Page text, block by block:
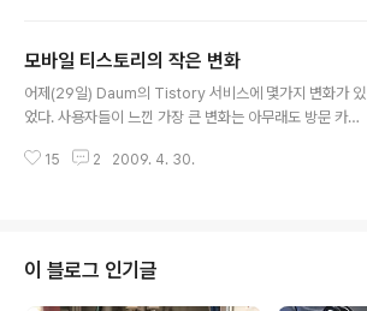
4위에 머물러 있는 Hulu.com에 큰 힘이 될 것으로 보인
다. ComScore의 조사에 따르면 월간 1억 방문자의 Go
ogle YouTube, MySpace를 가진 News Corp.의 Fo
백5십만으로 그 뒤가 바로 NBC와 Fox의 연합인 Hulu가
모바일 티스토리의 작은 변화
어제(29일) Daum의 Tistory 서비스에 몇가지 변화가 있
었다. 사용자들이 느낀 가장 큰 변화는 아무래도 방문 카운
이제까지 방문자 카운터에 로봇방문 등의 허수 방문자가
을 고쳤거나 기능의 개선이 있었는데, 모바일 Tistory 부
분도 업데이트가 있었다. 이 부분은 따로 공지사항에 포함
15 2 2009. 4. 30.
이 블로그 인기글